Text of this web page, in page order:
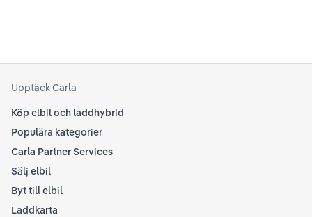
att
Upptäck Carla
Köp elbil och laddhybrid
Populära kategorier
Carla Partner Services
Sälj elbil
Byt till elbil
Laddkarta